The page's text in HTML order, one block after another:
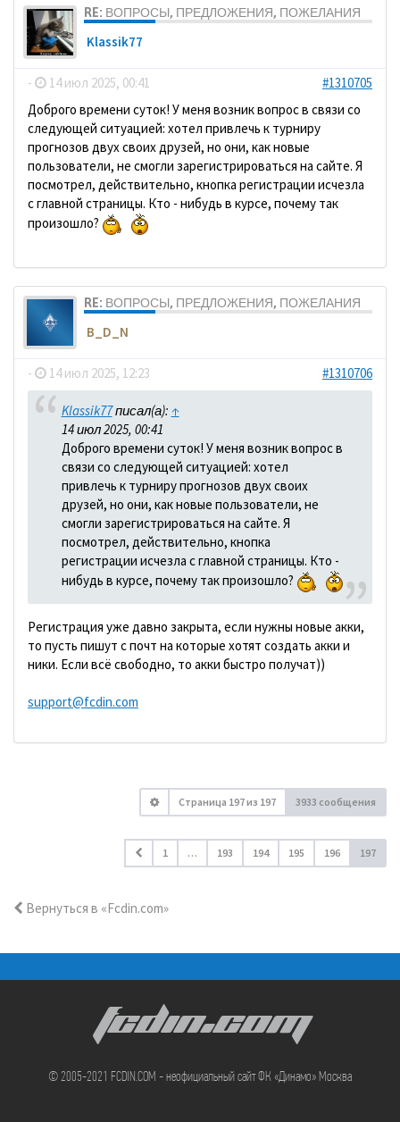
RE: ВОПРОСЫ, ПРЕДЛОЖЕНИЯ, ПОЖЕЛАНИЯ
Klassik77
- 14 июл 2025, 00:41
#1310705
Доброго времени суток! У меня возник вопрос в связи со
следующей ситуацией: хотел привлечь к турниру
прогнозов двух своих друзей, но они, как новые
пользователи, не смогли зарегистрироваться на сайте. Я
посмотрел, действительно, кнопка регистрации исчезла
с главной страницы. Кто - нибудь в курсе, почему так
произошло?
RE: ВОПРОСЫ, ПРЕДЛОЖЕНИЯ, ПОЖЕЛАНИЯ
B_D_N
- 14 июл 2025, 12:23 #1310706
Klassik77писал(а): ↑
14 июл 2025, 00:41
Доброго времени суток! У меня возник вопрос в
связи со следующей ситуацией: хотел
привлечь к турниру прогнозов двух своих
друзей, но они, как новые пользователи, не
смогли зарегистрироваться на сайте. Я
посмотрел, действительно, кнопка
регистрации исчезла с главной страницы. Кто -
нибудь в курсе, почему так произошло?
Регистрация уже давно закрыта, если нужны новые акки,
то пусть пишут с почт на которые хотят создать акки и
ники. Если всё свободно, то акки быстро получат))
support@fcdin.com
Страница 197из 197 3933 сообщения
1 … 193 194 195 196 197
Вернуться в «Fcdin.com»
FCDIN.COM
© 2005-2021 FCDIN.COM - неофициальный сайт ФК «Динамо» Москва